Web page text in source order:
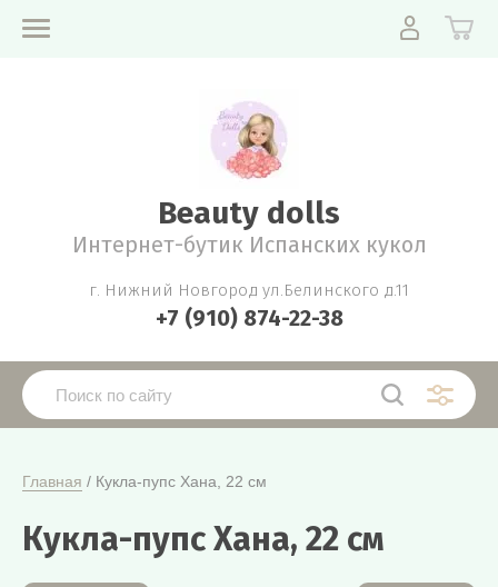
Beauty dolls
Интернет-бутик Испанских кукол
г. Нижний Новгород ул.Белинского д.11
+7 (910) 874-22-38
Главная / Кукла-пупс Хана, 22 см
Кукла-пупс Хана, 22 см